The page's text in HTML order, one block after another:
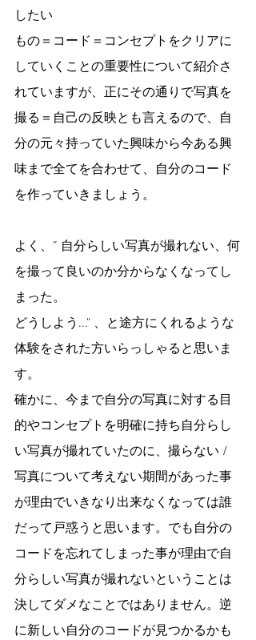
したい
もの＝コード＝コンセプトをクリアに
していくことの重要性について紹介さ
れていますが、正にその通りで写真を
撮る＝自己の反映とも言えるので、自
分の元々持っていた興味から今ある興
味まで全てを合わせて、自分のコード
を作っていきましょう。
よく、” 自分らしい写真が撮れない、何
を撮って良いのか分からなくなってし
まった。
どうしよう..." 、と途方にくれるような
体験をされた方いらっしゃると思いま
す。
確かに、今まで自分の写真に対する目
的やコンセプトを明確に持ち自分らし
い写真が撮れていたのに、撮らない /
写真について考えない期間があった事
が理由でいきなり出来なくなっては誰
だって戸惑うと思います。でも自分の
コードを忘れてしまった事が理由で自
分らしい写真が撮れないということは
決してダメなことではありません。逆
に新しい自分のコードが見つかるかも